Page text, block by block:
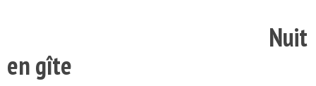
Nuit
en gîte